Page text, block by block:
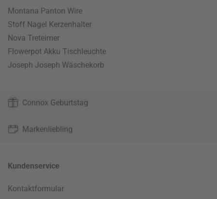
Montana Panton Wire
Stoff Nagel Kerzenhalter
Nova Treteimer
Flowerpot Akku Tischleuchte
Joseph Joseph Wäschekorb
Connox Geburtstag
Markenliebling
Kundenservice
Kontaktformular